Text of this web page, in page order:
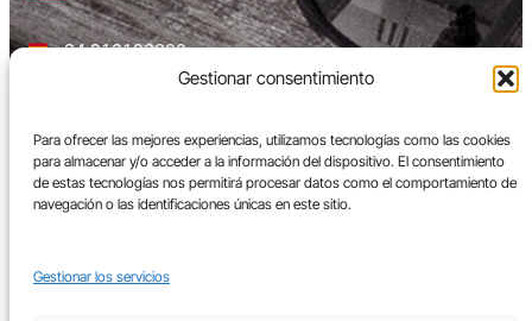
Gestionar consentimiento
Para ofrecer las mejores experiencias, utilizamos tecnologías como las cookies
para almacenar y/o acceder a la información del dispositivo. El consentimiento
de estas tecnologías nos permitirá procesar datos como el comportamiento de
navegación o las identificaciones únicas en este sitio.
Gestionar los servicios
+34 912192800
+34 664587294
info@acevedocorp.com